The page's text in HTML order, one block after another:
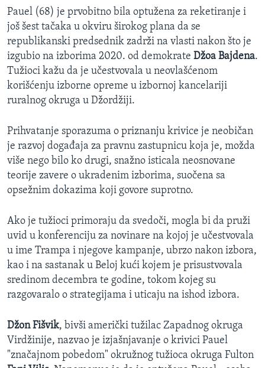
Pauel (68) je prvobitno bila optužena za reketiranje i
još šest tačaka u okviru širokog plana da se
republikanski predsednik zadrži na vlasti nakon što je
izgubio na izborima 2020. od demokrate Džoa Bajdena.
Tužioci kažu da je učestvovala u neovlašćenom
korišćenju izborne opreme u izbornoj kancelariji
ruralnog okruga u Džordžiji.
Prihvatanje sporazuma o priznanju krivice je neobičan
je razvoj događaja za pravnu zastupnicu koja je, možda
više nego bilo ko drugi, snažno isticala neosnovane
teorije zavere o ukradenim izborima, suočena sa
opsežnim dokazima koji govore suprotno.
Ako je tužioci primoraju da svedoči, mogla bi da pruži
uvid u konferenciju za novinare na kojoj je učestvovala
u ime Trampa i njegove kampanje, ubrzo nakon izbora,
kao i na sastanak u Beloj kući kojem je prisustvovala
sredinom decembra te godine, tokom kojeg su
razgovaralo o strategijama i uticaju na ishod izbora.
Džon Fišvik, bivši američki tužilac Zapadnog okruga
Virdžinije, nazvao je izjašnjavanje o krivici Pauel
"značajnom pobedom" okružnog tužioca okruga Fulton